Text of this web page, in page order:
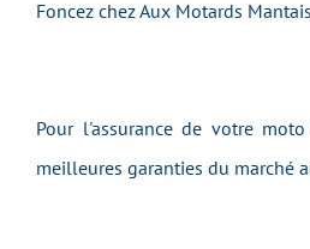
Foncez chez Aux Motards
Pour l'assurance de votre
meilleures garanties du marché